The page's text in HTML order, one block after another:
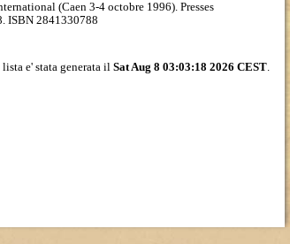
(Caen 3-4 octobre 1996). Presses
ISBN 2841330788
lista e' stata generata il Sat Aug 8 03:03:18 2026 CEST.